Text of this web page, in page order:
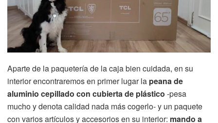
Aparte de la paquetería de la caja bien cuidada, en su
interior encontraremos en primer lugar la peana de
aluminio cepillado con cubierta de plástico -pesa
mucho y denota calidad nada más cogerlo- y un paquete
con varios artículos y accesorios en su interior: mando a